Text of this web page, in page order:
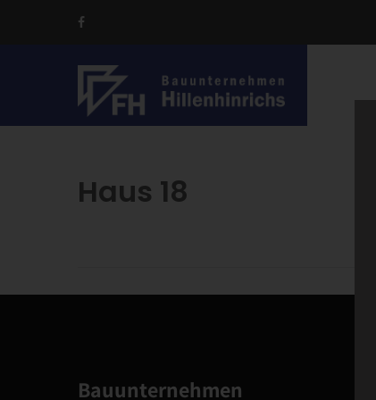
Haus 18
Bauunternehmen